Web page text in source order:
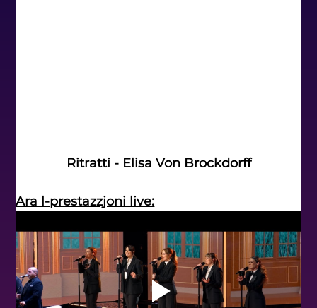
Ritratti - Elisa Von Brockdorff
Ara l-prestazzjoni live: